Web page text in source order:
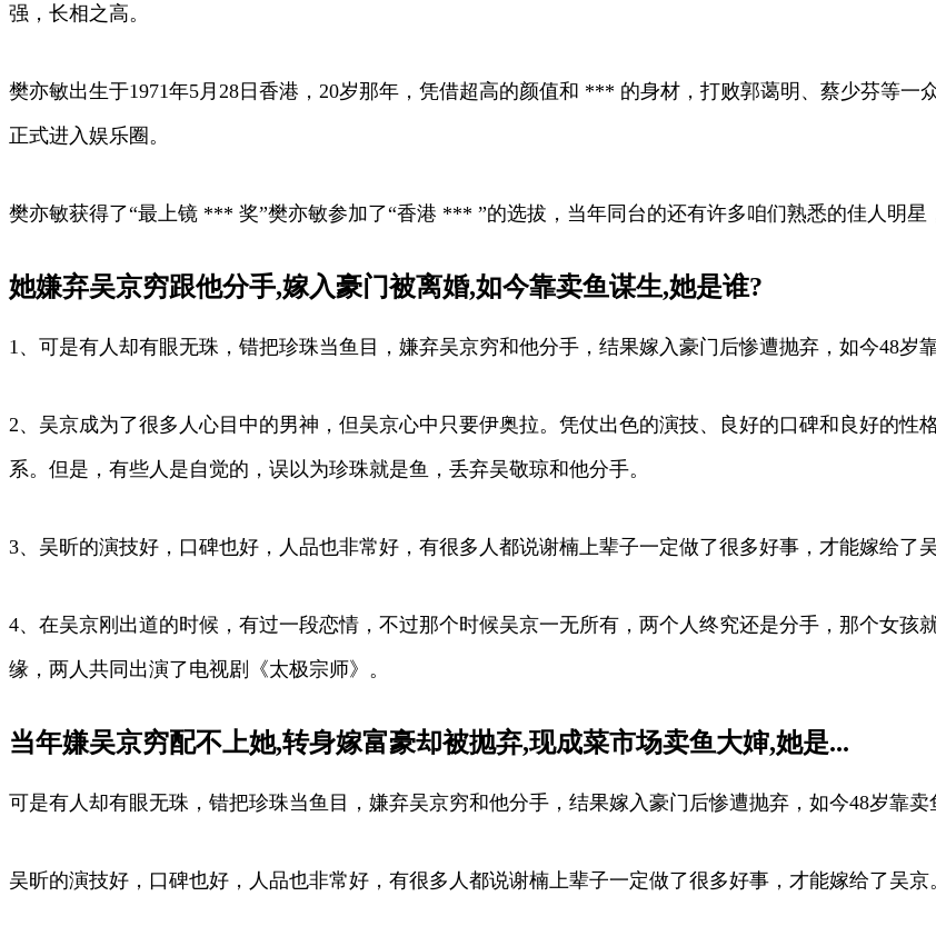
强，长相之高。
樊亦敏出生于1971年5月28日香港，20岁那年，凭借超高的颜值和 *** 的身材，打败郭蔼明、蔡少芬等
正式进入娱乐圈。
樊亦敏获得了“最上镜 *** 奖”樊亦敏参加了“香港 *** ”的选拔，当年同台的还有许多咱们熟悉的佳人明星
她嫌弃吴京穷跟他分手,嫁入豪门被离婚,如今靠卖鱼谋生,她是谁?
1、可是有人却有眼无珠，错把珍珠当鱼目，嫌弃吴京穷和他分手，结果嫁入豪门后惨遭抛弃，如今48岁
2、吴京成为了很多人心目中的男神，但吴京心中只要伊奥拉。凭仗出色的演技、良好的口碑和良好的
系。但是，有些人是自觉的，误以为珍珠就是鱼，丢弃吴敬琼和他分手。
3、吴昕的演技好，口碑也好，人品也非常好，有很多人都说谢楠上辈子一定做了很多好事，才能嫁给了吴
4、在吴京刚出道的时候，有过一段恋情，不过那个时候吴京一无所有，两个人终究还是分手，那个女
缘，两人共同出演了电视剧《太极宗师》。
当年嫌吴京穷配不上她,转身嫁富豪却被抛弃,现成菜市场卖鱼大婶,她是...
可是有人却有眼无珠，错把珍珠当鱼目，嫌弃吴京穷和他分手，结果嫁入豪门后惨遭抛弃，如今48岁靠卖
吴昕的演技好，口碑也好，人品也非常好，有很多人都说谢楠上辈子一定做了很多好事，才能嫁给了吴京